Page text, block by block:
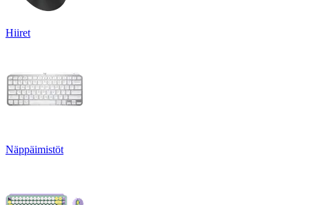
Hiiret
Näppäimistöt